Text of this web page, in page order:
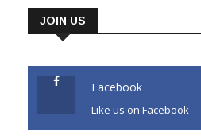
JOIN US
Facebook
Like us on Facebook